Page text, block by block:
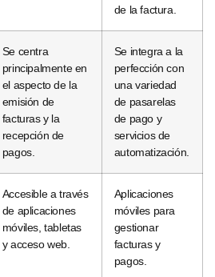
de la factura.
Se centra
principalmente en
el aspecto de la
emisión de
facturas y la
recepción de
pagos.
Se integra a la
perfección con
una variedad
de pasarelas
de pago y
servicios de
automatización.
Accesible a través
de aplicaciones
móviles, tabletas
y acceso web.
Aplicaciones
móviles para
gestionar
facturas y
pagos.